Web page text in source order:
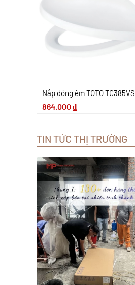
Nắp đóng êm TOTO TC385VS
864.000₫
TIN TỨC THỊ TRƯỜNG